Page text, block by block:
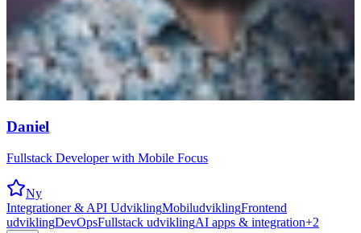
Daniel
Fullstack Developer with Mobile Focus
Ny
Integrationer & API UdviklingMobiludviklingFrontend
udviklingDevOpsFullstack udviklingAI apps & integration+2